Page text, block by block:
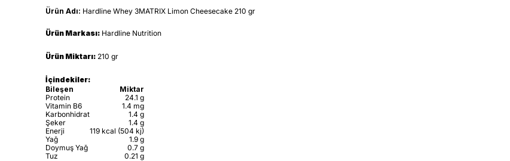
Ürün Adı: Hardline Whey 3MATRIX Limon Cheesecake 210 gr
Ürün Markası: Hardline Nutrition
Ürün Miktarı: 210 gr
İçindekiler:
Bileşen
Miktar
Protein
24.1 g
Vitamin B6
1.4 mg
Karbonhidrat
1.4 g
Şeker
1.4 g
Enerji
119 kcal (504 kj)
Yağ
1.9 g
Doymuş Yağ
0.7 g
Tuz
0.21 g